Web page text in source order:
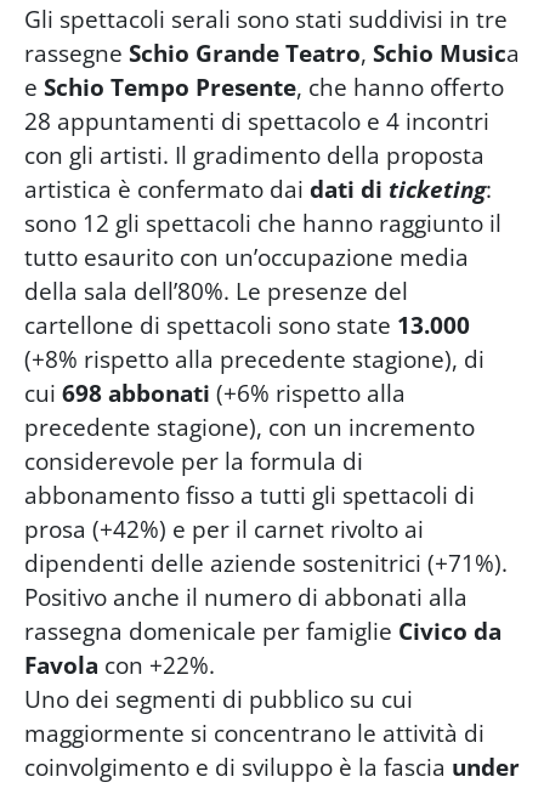
Gli spettacoli serali sono stati suddivisi in tre
rassegne Schio Grande Teatro, Schio Musica
e Schio Tempo Presente, che hanno offerto
28 appuntamenti di spettacolo e 4 incontri
con gli artisti. Il gradimento della proposta
artistica è confermato dai dati di ticketing:
sono 12 gli spettacoli che hanno raggiunto il
tutto esaurito con un’occupazione media
della sala dell’80%. Le presenze del
cartellone di spettacoli sono state 13.000
(+8% rispetto alla precedente stagione), di
cui 698 abbonati (+6% rispetto alla
precedente stagione), con un incremento
considerevole per la formula di
abbonamento fisso a tutti gli spettacoli di
prosa (+42%) e per il carnet rivolto ai
dipendenti delle aziende sostenitrici (+71%).
Positivo anche il numero di abbonati alla
rassegna domenicale per famiglie Civico da
Favola con +22%.
Uno dei segmenti di pubblico su cui
maggiormente si concentrano le attività di
coinvolgimento e di sviluppo è la fascia under